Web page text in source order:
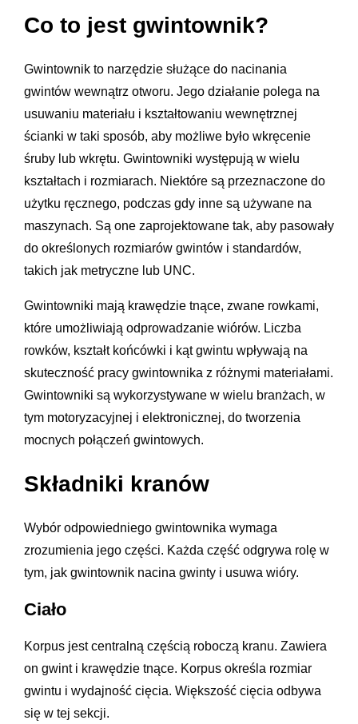
Co to jest gwintownik?
Gwintownik to narzędzie służące do nacinania
gwintów wewnątrz otworu. Jego działanie polega na
usuwaniu materiału i kształtowaniu wewnętrznej
ścianki w taki sposób, aby możliwe było wkręcenie
śruby lub wkrętu. Gwintowniki występują w wielu
kształtach i rozmiarach. Niektóre są przeznaczone do
użytku ręcznego, podczas gdy inne są używane na
maszynach. Są one zaprojektowane tak, aby pasowały
do określonych rozmiarów gwintów i standardów,
takich jak metryczne lub UNC.
Gwintowniki mają krawędzie tnące, zwane rowkami,
które umożliwiają odprowadzanie wiórów. Liczba
rowków, kształt końcówki i kąt gwintu wpływają na
skuteczność pracy gwintownika z różnymi materiałami.
Gwintowniki są wykorzystywane w wielu branżach, w
tym motoryzacyjnej i elektronicznej, do tworzenia
mocnych połączeń gwintowych.
Składniki kranów
Wybór odpowiedniego gwintownika wymaga
zrozumienia jego części. Każda część odgrywa rolę w
tym, jak gwintownik nacina gwinty i usuwa wióry.
Ciało
Korpus jest centralną częścią roboczą kranu. Zawiera
on gwint i krawędzie tnące. Korpus określa rozmiar
gwintu i wydajność cięcia. Większość cięcia odbywa
się w tej sekcji.